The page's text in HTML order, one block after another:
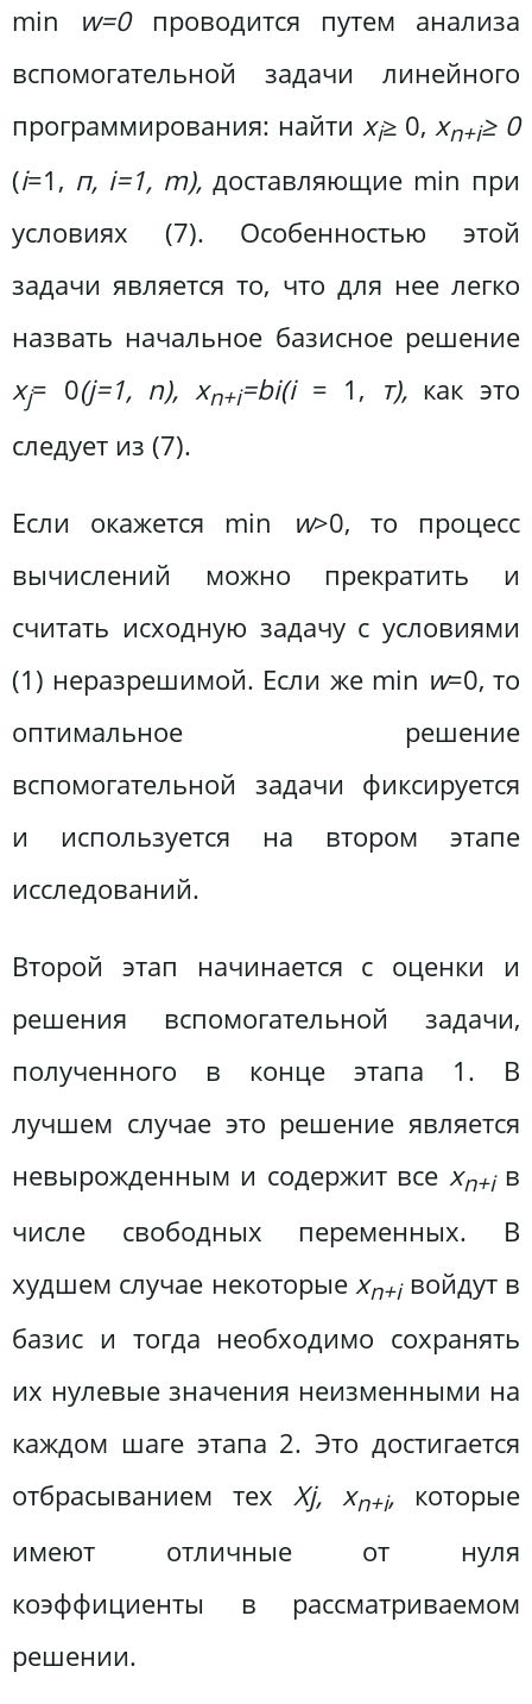
min w=0 проводится путем анализа
вспомогательной задачи линейного
программирования: найти xi≥ 0,xn+i≥ 0
(i=1, п, i=1, m), доставляющие min при
условиях (7). Особенностью этой
задачи является то, что для нее легко
назвать начальное базисное решение
xj= 0(j=1, n), xn+i=bi(i = 1, т), как это
следует из (7).
Если окажется min w>0, то процесс
вычислений можно прекратить и
считать исходную задачу с условиями
(1) неразрешимой. Если же min w=0, то
оптимальное решение
вспомогательной задачи фиксируется
и используется на втором этапе
исследований.
Второй этап начинается с оценки и
решения вспомогательной задачи,
полученного в конце этапа 1. В
лучшем случае это решение является
невырожденным и содержит все xn+i в
числе свободных переменных. В
худшем случае некоторыеxn+i войдут в
базис и тогда необходимо сохранять
их нулевые значения неизменными на
каждом шаге этапа 2. Это достигается
отбрасыванием тех Xj, xn+i, которые
имеют отличные от нуля
коэффициенты в рассматриваемом
решении.